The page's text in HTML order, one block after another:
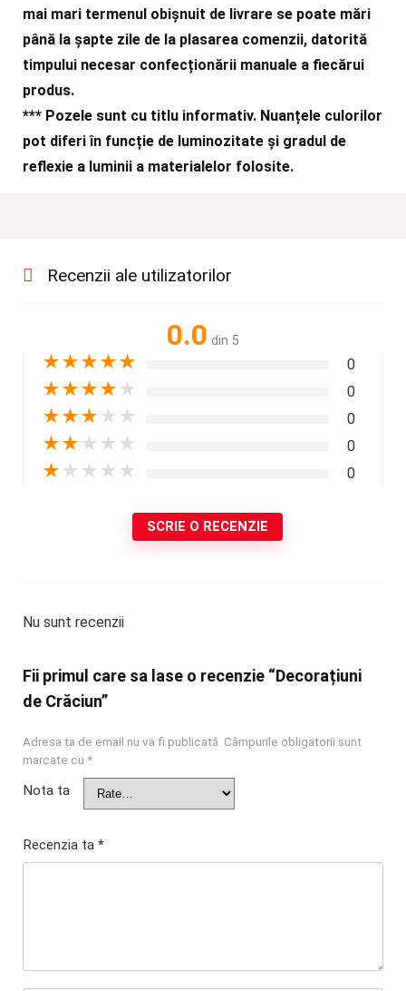
mai mari termenul obișnuit de livrare se poate mări
până la șapte zile de la plasarea comenzii, datorită
timpului necesar confecționării manuale a fiecărui
produs.
*** Pozele sunt cu titlu informativ. Nuanțele culorilor
pot diferi în funcție de luminozitate și gradul de
reflexie a luminii a materialelor folosite.
Recenzii ale utilizatorilor
0.0 din 5
★★★★★ 0
★★★★ ★ 0
★★★ ★ ★ 0
★★ ★ ★ ★ 0
★ ★ ★ ★ ★ 0
SCRIE O RECENZIE
Nu sunt recenzii
Fii primul care sa lase o recenzie “Decorațiuni
de Crăciun”
Adresa ta de email nu va fi publicată. Câmpurile obligatorii sunt
marcate cu *
Nota ta
Recenzia ta *